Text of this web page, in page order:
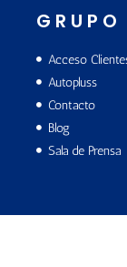
Acceso
Autopluss
Contacto
Blog
Sala de Prensa